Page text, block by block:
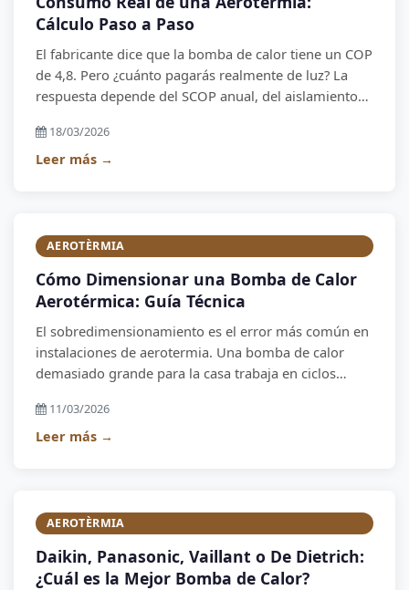
Cálculo Paso a Paso
El fabricante dice que la bomba de calor tiene un COP
de 4,8. Pero ¿cuánto pagarás realmente de luz? La
respuesta depende del SCOP anual, del aislamiento
calculamos el consumo real con ejemplos concretos.
18/03/2026
Leer más →
AEROTÈRMIA
Cómo Dimensionar una Bomba de Calor
Aerotérmica: Guía Técnica
El sobredimensionamiento es el error más común en
instalaciones de aerotermia. Una bomba de calor
demasiado grande para la casa trabaja en ciclos
explicamos cómo se dimensiona correctamente y por
qué la visita técnica previa es imprescindible.
11/03/2026
Leer más →
AEROTÈRMIA
Daikin, Panasonic, Vaillant o De Dietrich:
¿Cuál es la Mejor Bomba de Calor?